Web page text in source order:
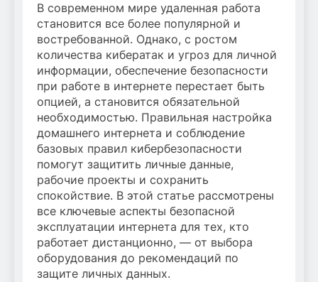
В современном мире удаленная работа
становится все более популярной и
востребованной. Однако, с ростом
количества кибератак и угроз для личной
информации, обеспечение безопасности
при работе в интернете перестает быть
опцией, а становится обязательной
необходимостью. Правильная настройка
домашнего интернета и соблюдение
базовых правил кибербезопасности
помогут защитить личные данные,
рабочие проекты и сохранить
спокойствие. В этой статье рассмотрены
все ключевые аспекты безопасной
эксплуатации интернета для тех, кто
работает дистанционно, — от выбора
оборудования до рекомендаций по
защите личных данных.